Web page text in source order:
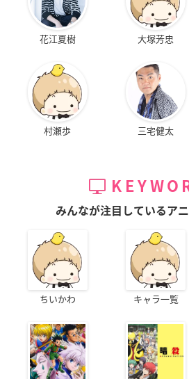
花江夏樹 大塚芳忠
村瀬歩 三宅健太
みんなが注目しているア
ちいかわ キャラ一覧